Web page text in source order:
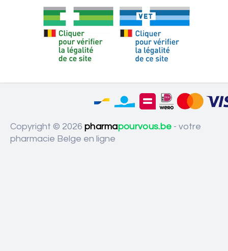
Copyright © 2026 pharmapourvous.be - votre
pharmacie Belge en ligne